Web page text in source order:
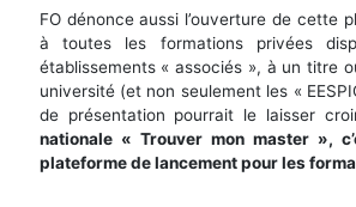
FO dénonce aussi l’ouverture de cette
à toutes les formations privées
établissements « associés », à un titre
université (et non seulement les «
de présentation pourrait le laisser
nationale « Trouver mon master »,
plateforme de lancement pour les